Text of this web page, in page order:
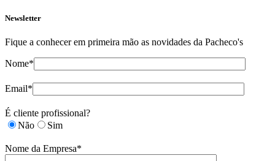
Newsletter
Fique a conhecer em primeira mão as novidades da Pacheco's
Nome*
Email*
É cliente profissional?
Não
Sim
Nome da Empresa*